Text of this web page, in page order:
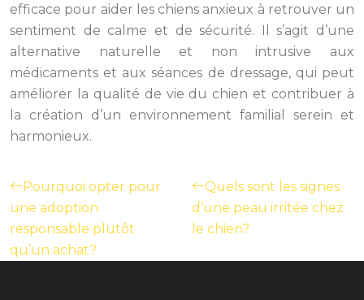
efficace pour aider les chiens anxieux à retrouver un
sentiment de calme et de sécurité. Il s’agit d’une
alternative naturelle et non intrusive aux
médicaments et aux séances de dressage, qui peut
améliorer la qualité de vie du chien et contribuer à
la création d’un environnement familial serein et
harmonieux.
Pourquoi opter pour
une adoption
responsable plutôt
qu’un achat?
Quels sont les signes
d’une peau irritée chez
le chien?